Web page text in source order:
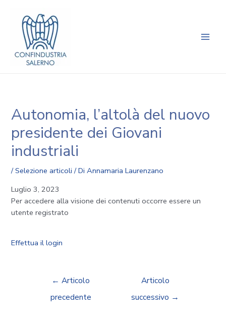
contenuto
Autonomia, l’altolà del nuovo
presidente dei Giovani
industriali
/Selezione articoli / DiAnnamaria Laurenzano
Luglio 3, 2023
Per accedere alla visione dei contenuti occorre essere un
utente registrato
Effettua il login
articoli
← Articolo
precedente
Articolo
successivo →